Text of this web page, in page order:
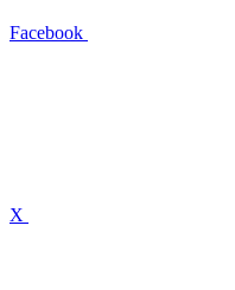
Facebook
X